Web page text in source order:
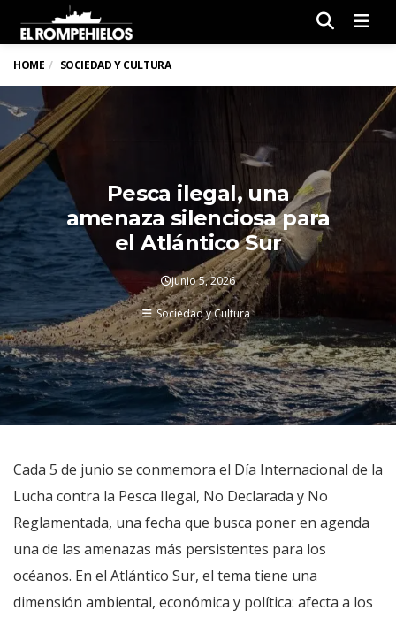
HOME SOCIEDAD Y CULTURA
Pesca ilegal, una
amenaza silenciosa para
el Atlántico Sur
junio 5, 2026
Sociedad y Cultura
Cada 5 de junio se conmemora el Día Internacional de la
Lucha contra la Pesca Ilegal, No Declarada y No
Reglamentada, una fecha que busca poner en agenda
una de las amenazas más persistentes para los
océanos. En el Atlántico Sur, el tema tiene una
dimensión ambiental, económica y política: afecta a los